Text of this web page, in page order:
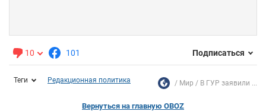
10 101 Подписаться
Теги Редакционная политика Мир В ГУР заявили ...
Вернуться на главную OBOZ